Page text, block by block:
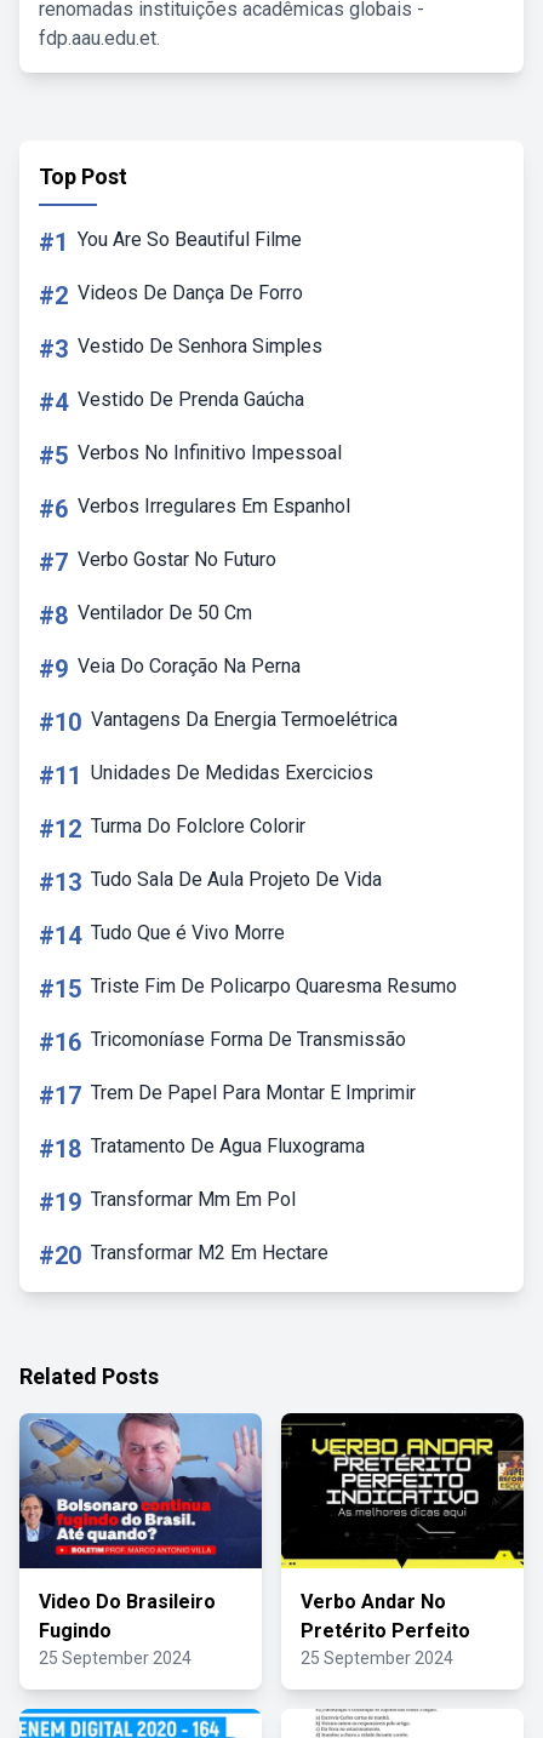
renomadas instituições acadêmicas globais -
fdp.aau.edu.et.
Top Post
#1 You Are So Beautiful Filme
#2 Videos De Dança De Forro
#3 Vestido De Senhora Simples
#4 Vestido De Prenda Gaúcha
#5 Verbos No Infinitivo Impessoal
#6 Verbos Irregulares Em Espanhol
#7 Verbo Gostar No Futuro
#8 Ventilador De 50 Cm
#9 Veia Do Coração Na Perna
#10 Vantagens Da Energia Termoelétrica
#11 Unidades De Medidas Exercicios
#12 Turma Do Folclore Colorir
#13 Tudo Sala De Aula Projeto De Vida
#14 Tudo Que é Vivo Morre
#15 Triste Fim De Policarpo Quaresma Resumo
#16 Tricomoníase Forma De Transmissão
#17 Trem De Papel Para Montar E Imprimir
#18 Tratamento De Agua Fluxograma
#19 Transformar Mm Em Pol
#20 Transformar M2 Em Hectare
Related Posts
Video Do Brasileiro
Fugindo
25 September 2024
Verbo Andar No
Pretérito Perfeito
25 September 2024